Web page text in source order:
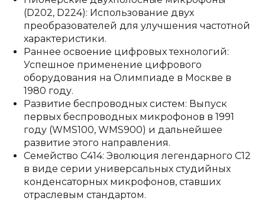
(D202, D224): Использование двух
преобразователей для улучшения частотной
характеристики.
Раннее освоение цифровых технологий:
Успешное применение цифрового
оборудования на Олимпиаде в Москве в
1980 году.
Развитие беспроводных систем: Выпуск
первых беспроводных микрофонов в 1991
году (WMS100, WMS900) и дальнейшее
развитие этого направления.
Семейство C414: Эволюция легендарного C12
в виде серии универсальных студийных
конденсаторных микрофонов, ставших
отраслевым стандартом.